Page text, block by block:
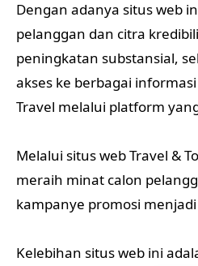
Dengan adanya situs web
pelanggan dan citra
peningkatan substansial,
akses ke berbagai
Travel melalui platform
Melalui situs web Travel &
meraih minat calon
kampanye promosi
Kelebihan situs web ini